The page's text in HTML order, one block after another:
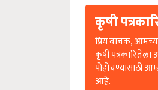
कृषी
प्रिय वाचक,
कृषी
पोहोचण्यासाठी
आहे.